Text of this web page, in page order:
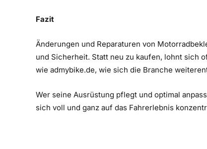
Fazit
Änderungen und Reparaturen von
und Sicherheit. Statt neu zu kaufen, lohnt sich
wie admybike.de, wie sich die Branche
Wer seine Ausrüstung pflegt und optimal
sich voll und ganz auf das Fahrerlebnis